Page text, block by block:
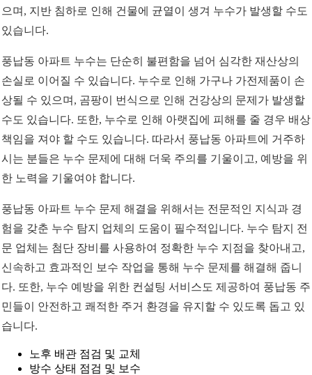
으며, 지반 침하로 인해 건물에 균열이 생겨 누수가 발생할 수도
있습니다.
풍납동 아파트 누수는 단순히 불편함을 넘어 심각한 재산상의
손실로 이어질 수 있습니다. 누수로 인해 가구나 가전제품이 손
상될 수 있으며, 곰팡이 번식으로 인해 건강상의 문제가 발생할
수도 있습니다. 또한, 누수로 인해 아랫집에 피해를 줄 경우 배상
책임을 져야 할 수도 있습니다. 따라서 풍납동 아파트에 거주하
시는 분들은 누수 문제에 대해 더욱 주의를 기울이고, 예방을 위
한 노력을 기울여야 합니다.
풍납동 아파트 누수 문제 해결을 위해서는 전문적인 지식과 경
험을 갖춘 누수 탐지 업체의 도움이 필수적입니다. 누수 탐지 전
문 업체는 첨단 장비를 사용하여 정확한 누수 지점을 찾아내고,
신속하고 효과적인 보수 작업을 통해 누수 문제를 해결해 줍니
다. 또한, 누수 예방을 위한 컨설팅 서비스도 제공하여 풍납동 주
민들이 안전하고 쾌적한 주거 환경을 유지할 수 있도록 돕고 있
습니다.
노후 배관 점검 및 교체
방수 상태 점검 및 보수